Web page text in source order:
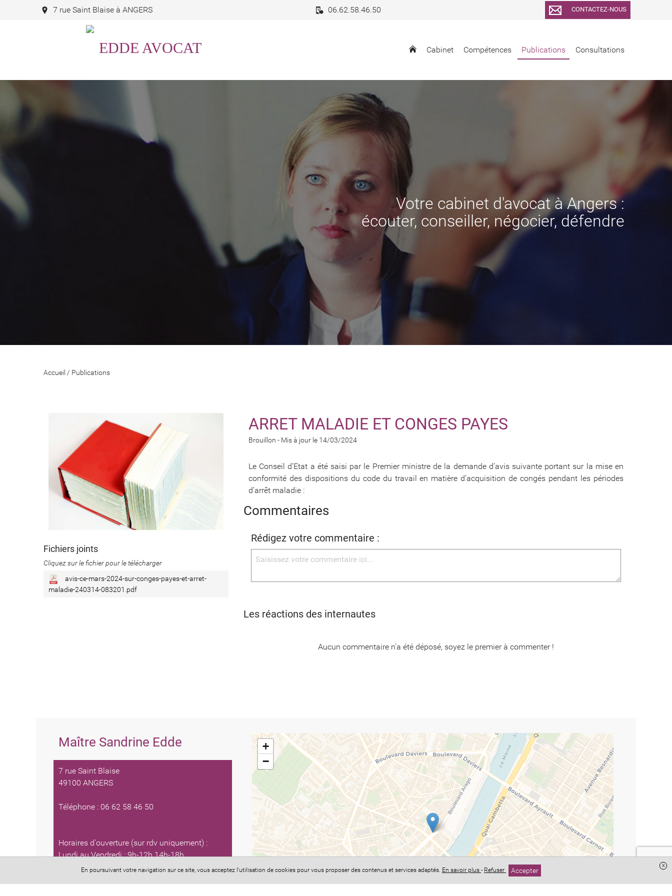
EDDE AVOCAT Cabinet Compétences Publications Consultations
7 rue Saint Blaise à ANGERS 06.62.58.46.50 CONTACTEZ-NOUS
Votre cabinet d'avocat à Angers :
écouter, conseiller, négocier, défendre
Accueil / Publications
Fichiers joints
Cliquez sur le fichier pour le télécharger
avis-ce-mars-2024-sur-conges-payes-et-arret-
maladie-240314-083201.pdf
ARRET MALADIE ET CONGES PAYES
Brouillon - Mis à jour le 14/03/2024
Le Conseil d’Etat a été saisi par le Premier ministre de la demande d’avis suivante portant sur la mise en
conformité des dispositions du code du travail en matière d’acquisition de congés pendant les périodes
d’arrêt maladie :
Commentaires
Rédigez votre commentaire :
Les réactions des internautes
Aucun commentaire n'a été déposé, soyez le premier à commenter !
Maître Sandrine Edde
7 rue Saint Blaise
49100 ANGERS
Téléphone : 06 62 58 46 50
Horaires d'ouverture (sur rdv uniquement) :
Lundi au Vendredi : 9h-12h 14h-18h
+
−
En poursuivant votre navigation sur ce site, vous acceptez l'utilisation de cookies pour vous proposer des contenus et services adaptés. En savoir plus - Refuser Accepter
x